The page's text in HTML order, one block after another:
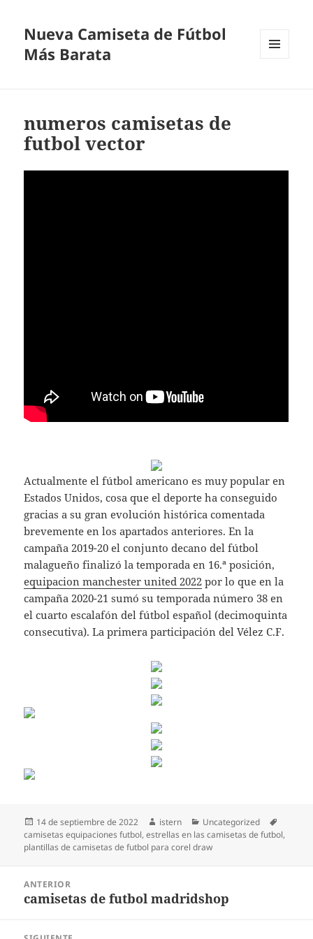
Nueva Camiseta de Fútbol
Más Barata
numeros camisetas de
futbol vector
Actualmente el fútbol americano es muy popular en
Estados Unidos, cosa que el deporte ha conseguido
gracias a su gran evolución histórica comentada
brevemente en los apartados anteriores. En la
campaña 2019-20 el conjunto decano del fútbol
malagueño finalizó la temporada en 16.ª posición,
equipacion manchester united 2022 por lo que en la
campaña 2020-21 sumó su temporada número 38 en
el cuarto escalafón del fútbol español (decimoquinta
consecutiva). La primera participación del Vélez C.F.
Publicado
el
14 de septiembre de 2022 Autor
istern Categorías
Uncategorized
camisetas equipaciones futbol,estrellas en las camisetas de futbol,
plantillas de camisetas de futbol para corel draw
entradas
ANTERIOR
Entrada
camisetas de futbol madridshop